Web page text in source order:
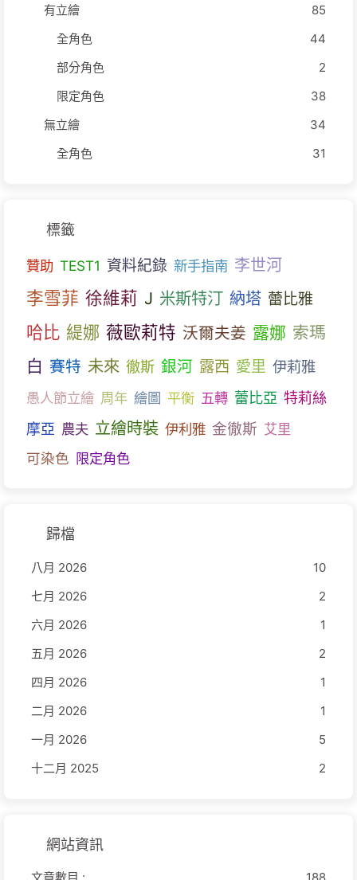
有立繪
85
全角色
44
部分角色
2
限定角色
38
無立繪
34
全角色
31
標籤
贊助 TEST1 資料紀錄 新手指南 李世河
李雪菲 徐維莉 J 米斯特汀 納塔 蕾比雅
哈比 緹娜 薇歐莉特 沃爾夫姜 露娜 索瑪
白 賽特 未來 徹斯 銀河 露西 愛里 伊莉雅
愚人節立繪 周年 繪圖 平衡 五轉 蕾比亞 特莉絲
摩亞 農夫 立繪時裝 伊利雅 金徹斯 艾里
可染色 限定角色
歸檔
八月 2026
10
七月 2026
2
六月 2026
1
五月 2026
2
四月 2026
1
二月 2026
1
一月 2026
5
十二月 2025
2
網站資訊